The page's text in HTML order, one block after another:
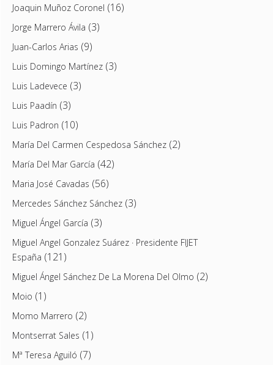
Joaquin Muñoz Coronel (16)
Jorge Marrero Ávila (3)
Juan-Carlos Arias (9)
Luis Domingo Martínez(3)
Luis Ladevece (3)
Luis Paadín (3)
Luis Padron (10)
María Del Carmen Cespedosa Sánchez(2)
María Del Mar García (42)
Maria José Cavadas (56)
Mercedes Sánchez Sánchez(3)
Miguel Ángel García (3)
Miguel Angel Gonzalez Suárez · Presidente FIJET
España (121)
Miguel Ángel Sánchez De La Morena Del Olmo (2)
Moio (1)
Momo Marrero (2)
Montserrat Sales (1)
Mª Teresa Aguiló (7)